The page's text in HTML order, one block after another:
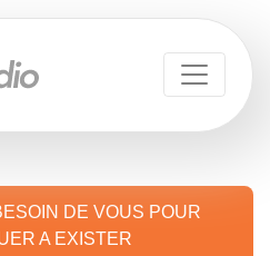
DE VOUS POUR
A EXISTER